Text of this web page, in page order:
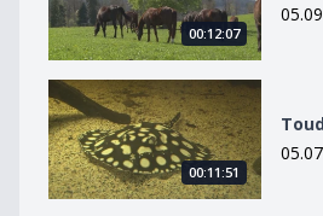
00:12:07
Toudou
00:11:51